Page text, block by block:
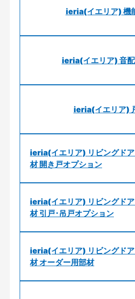
ieria(イエリア) 機
ieria(イエリア) 音
ieria(イエリア)
ieria(イエリア) リビングド
材 開き戸オプション
ieria(イエリア) リビングド
材 引戸･吊戸オプション
ieria(イエリア) リビングド
材 オーダー用部材